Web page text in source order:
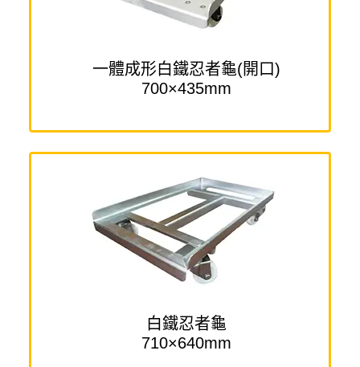
一體成形白鐵忍者龜(開口)
700×435mm
白鐵忍者龜
710×640mm